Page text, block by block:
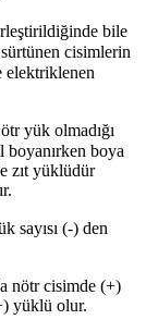
bile
cisimlerin
yük olmadığı
boyanırken boya
zıt yüklüdür
sayısı (-) den
nötr cisimde (+)
yüklü olur.